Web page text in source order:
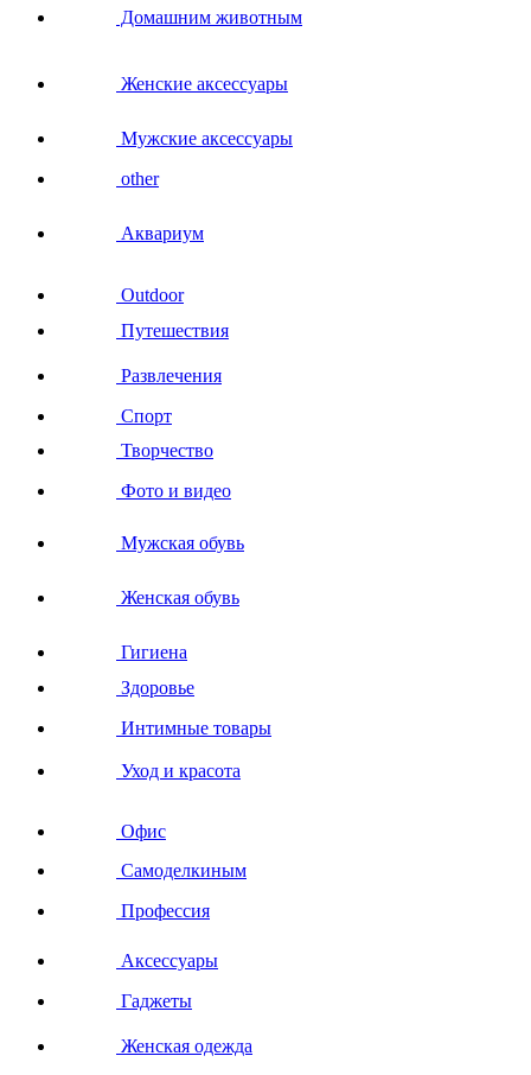
Домашним животным
Женские аксессуары
Мужские аксессуары
other
Аквариум
Outdoor
Путешествия
Развлечения
Спорт
Творчество
Фото и видео
Мужская обувь
Женская обувь
Гигиена
Здоровье
Интимные товары
Уход и красота
Офис
Самоделкиным
Профессия
Аксессуары
Гаджеты
Женская одежда